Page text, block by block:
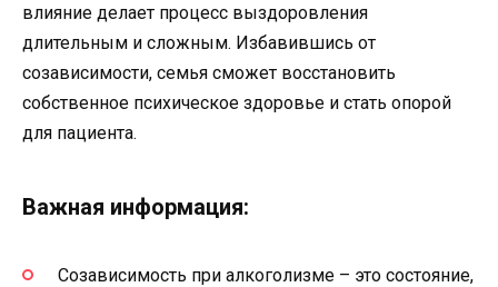
влияние делает процесс выздоровления
длительным и сложным. Избавившись от
созависимости, семья сможет восстановить
собственное психическое здоровье и стать опорой
для пациента.
Важная информация:
Созависимость при алкоголизме – это состояние,